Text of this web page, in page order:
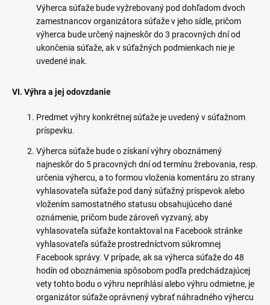
Výherca súťaže bude vyžrebovaný pod dohľadom dvoch
zamestnancov organizátora súťaže v jeho sídle, pričom
výherca bude určený najneskôr do 3 pracovných dní od
ukončenia súťaže, ak v súťažných podmienkach nie je
uvedené inak.
VI. Výhra a jej odovzdanie
Predmet výhry konkrétnej súťaže je uvedený v súťažnom
príspevku.
Výherca súťaže bude o získaní výhry oboznámený
najneskôr do 5 pracovných dní od termínu žrebovania, resp.
určenia výhercu, a to formou vloženia komentáru zo strany
vyhlasovateľa súťaže pod daný súťažný príspevok alebo
vložením samostatného statusu obsahujúceho dané
oznámenie, pričom bude zároveň vyzvaný, aby
vyhlasovateľa súťaže kontaktoval na Facebook stránke
vyhlasovateľa súťaže prostredníctvom súkromnej
Facebook správy. V prípade, ak sa výherca súťaže do 48
hodín od oboznámenia spôsobom podľa predchádzajúcej
vety tohto bodu o výhru neprihlási alebo výhru odmietne, je
organizátor súťaže oprávnený vybrať náhradného výhercu